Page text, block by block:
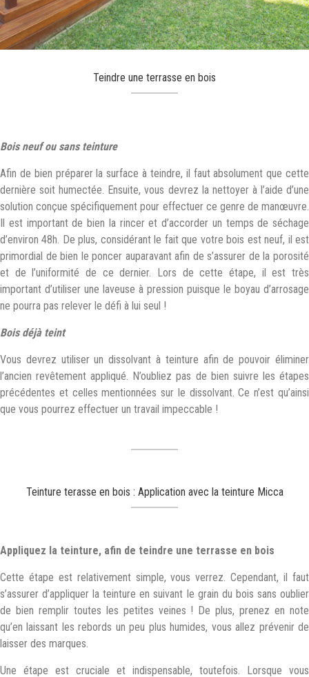
Teindre une terrasse en bois
Bois neuf ou sans teinture
Afin de bien préparer la surface à teindre, il faut absolument que cette
dernière soit humectée. Ensuite, vous devrez la nettoyer à l’aide d’une
solution conçue spécifiquement pour effectuer ce genre de manœuvre.
Il est important de bien la rincer et d’accorder un temps de séchage
d’environ 48h. De plus, considérant le fait que votre bois est neuf, il est
primordial de bien le poncer auparavant afin de s’assurer de la porosité
et de l’uniformité de ce dernier. Lors de cette étape, il est très
important d’utiliser une laveuse à pression puisque le boyau d’arrosage
ne pourra pas relever le défi à lui seul !
Bois déjà teint
Vous devrez utiliser un dissolvant à teinture afin de pouvoir éliminer
l’ancien revêtement appliqué. N’oubliez pas de bien suivre les étapes
précédentes et celles mentionnées sur le dissolvant. Ce n’est qu’ainsi
que vous pourrez effectuer un travail impeccable !
Teinture terasse en bois : Application avec la teinture Micca
Appliquez la teinture, afin de teindre une terrasse en bois
Cette étape est relativement simple, vous verrez. Cependant, il faut
s’assurer d’appliquer la teinture en suivant le grain du bois sans oublier
de bien remplir toutes les petites veines ! De plus, prenez en note
qu’en laissant les rebords un peu plus humides, vous allez prévenir de
laisser des marques.
Une étape est cruciale et indispensable, toutefois. Lorsque vous